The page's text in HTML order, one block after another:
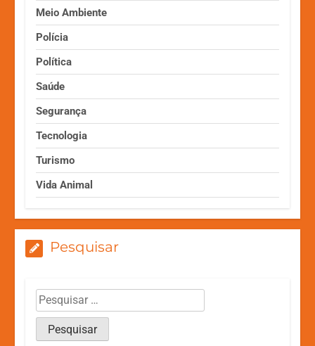
Meio Ambiente
Polícia
Política
Saúde
Segurança
Tecnologia
Turismo
Vida Animal
Pesquisar